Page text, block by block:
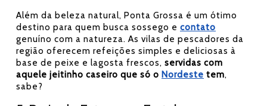
Além da beleza natural, Ponta Grossa é um ótimo
destino para quem busca sossego e contato
genuíno com a natureza. As vilas de pescadores da
região oferecem refeições simples e deliciosas à
base de peixe e lagosta frescos, servidas com
aquele jeitinho caseiro que só o Nordeste tem,
sabe?